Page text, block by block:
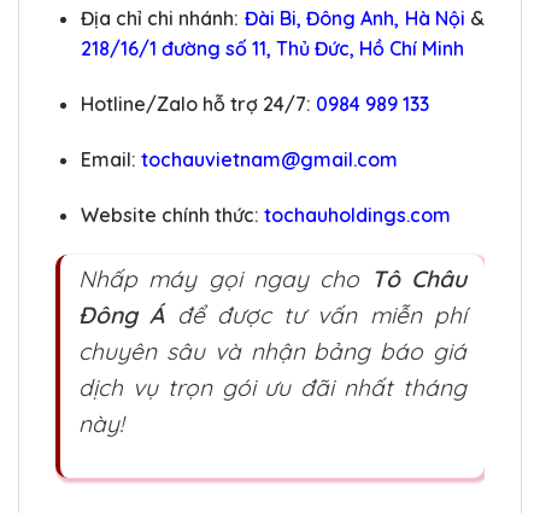
Địa chỉ chi nhánh: Đài Bi, Đông Anh, Hà Nội &
218/16/1 đường số 11, Thủ Đức, Hồ Chí Minh
Hotline/Zalo hỗ trợ 24/7: 0984 989 133
Email: tochauvietnam@gmail.com
Website chính thức: tochauholdings.com
Nhấp máy gọi ngay cho Tô Châu
Đông Áđể được tư vấn miễn phí
chuyên sâu và nhận bảng báo giá
dịch vụ trọn gói ưu đãi nhất tháng
này!